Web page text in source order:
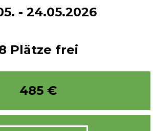
- 24.05.2026
Plätze frei
485€